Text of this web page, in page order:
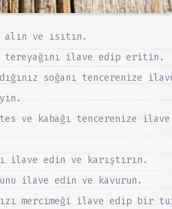
alın ve ısıtın.
tereyağını ilave edip eritin.
soğanı tencerenize
ve kabağı tencerenize
ilave edin ve karıştırın.
ilave edin ve kavurun.
mercimeği ilave edip bir